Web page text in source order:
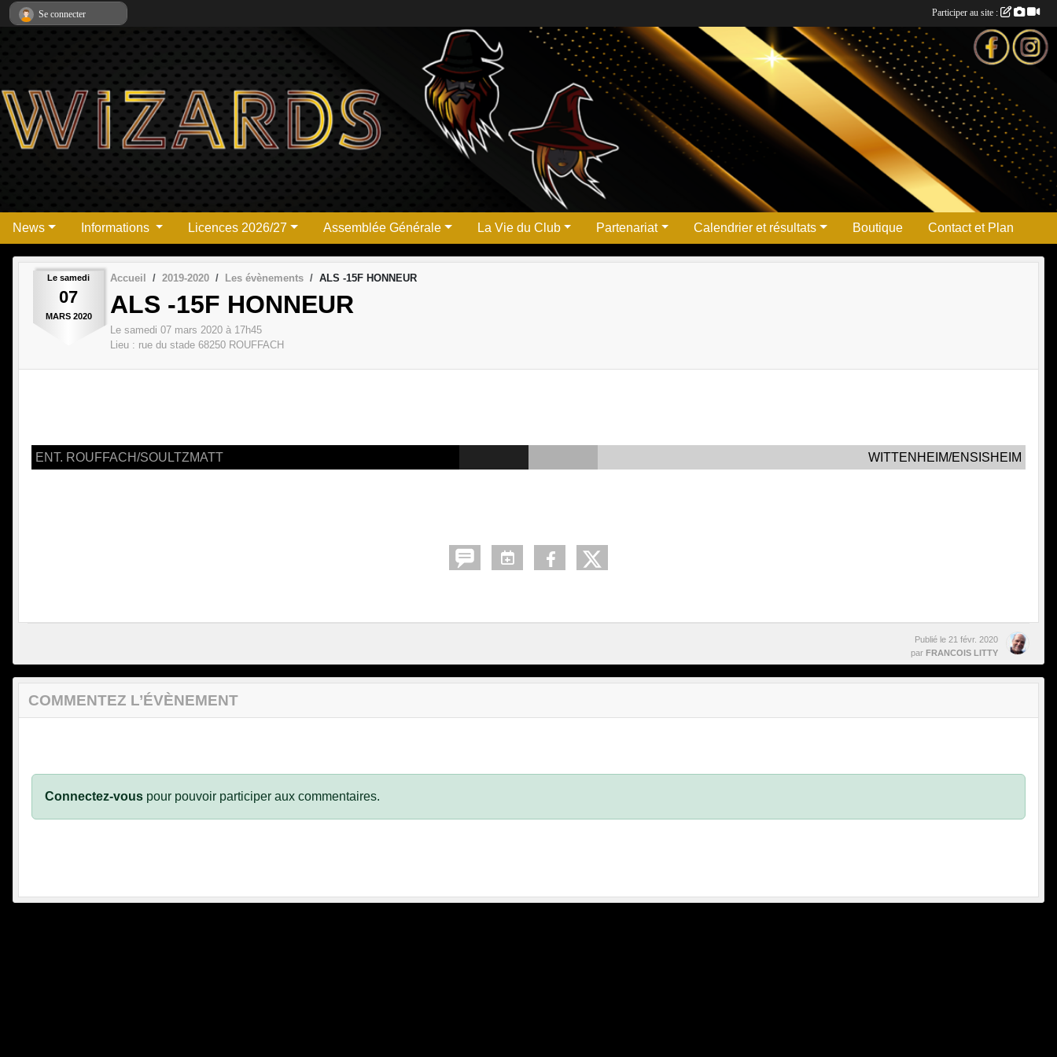
News Informations Licences 2026/27 Assemblée Générale La Vie du Club Partenariat Calendrier et résultats Boutique Contact et Plan
Le samedi
07
MARS 2020
Accueil 2019-2020 Les évènements ALS -15F HONNEUR
ALS -15F HONNEUR
Le samedi 07 mars 2020 à 17h45
Lieu : rue du stade 68250 ROUFFACH
ENT. ROUFFACH/SOULTZMATT WITTENHEIM/ENSISHEIM
Publié le 21 févr. 2020
par FRANCOIS LITTY
COMMENTEZ L’ÉVÈNEMENT
Connectez-vous pour pouvoir participer aux commentaires.
Se connecter Participer au site :
Panneau de gestion des cookies